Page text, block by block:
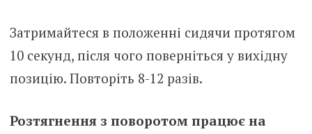
Затримайтеся в положенні сидячи протягом
10 секунд, після чого поверніться у вихідну
позицію. Повторіть 8-12 разів.
Розтягнення з поворотом працює на